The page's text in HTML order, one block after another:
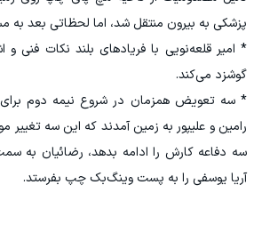
پزشکی به بیرون منتقل شد، اما لحظاتی بعد به
* امیر قلعه‌نویی با فریادهای بلند نکات فنی و
گوشزد می‌کند.
* سه تعویض همزمان در شروع نیمه دوم
رامین و علیپور به زمین آمدند که این سه
سه دفاعه کارش را ادامه بدهد، رضائیان به
آریا یوسفی را به پست وینگ‌بک چپ بفرستد.